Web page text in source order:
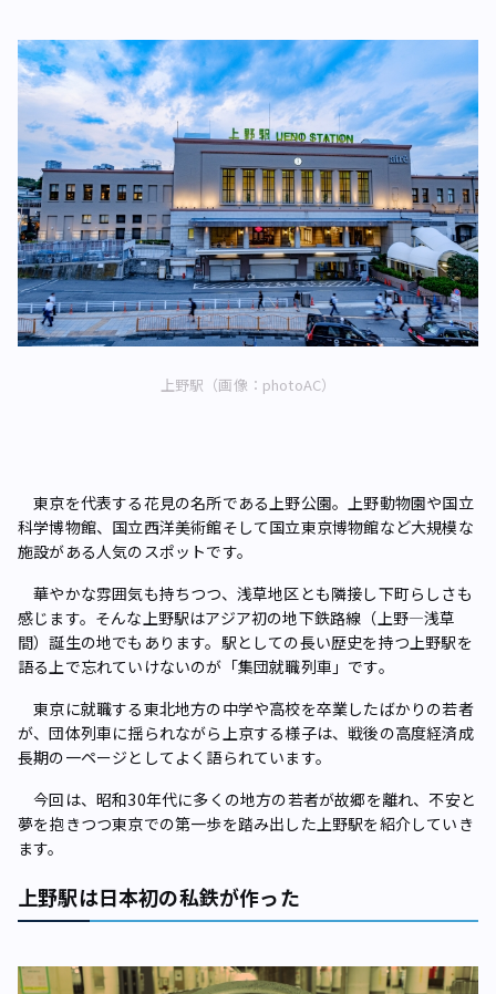
上野駅（画像：photoAC）
東京を代表する花見の名所である上野公園。上野動物園や国立
科学博物館、国立西洋美術館そして国立東京博物館など大規模な
施設がある人気のスポットです。
華やかな雰囲気も持ちつつ、浅草地区とも隣接し下町らしさも
感じます。そんな上野駅はアジア初の地下鉄路線（上野―浅草
間）誕生の地でもあります。駅としての長い歴史を持つ上野駅を
語る上で忘れていけないのが「集団就職列車」です。
東京に就職する東北地方の中学や高校を卒業したばかりの若者
が、団体列車に揺られながら上京する様子は、戦後の高度経済成
長期の一ページとしてよく語られています。
今回は、昭和30年代に多くの地方の若者が故郷を離れ、不安と
夢を抱きつつ東京での第一歩を踏み出した上野駅を紹介していき
ます。
上野駅は日本初の私鉄が作った